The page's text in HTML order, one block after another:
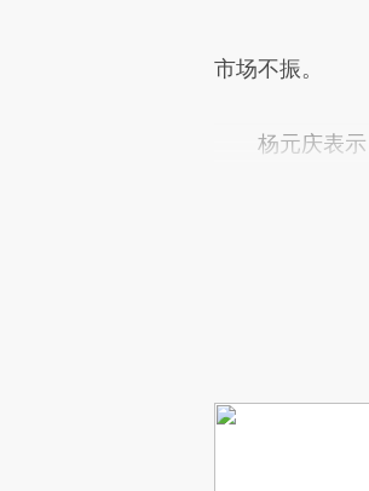
市场不振。
杨元庆表示，